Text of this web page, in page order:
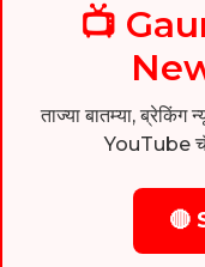
📺
ताज्या बातम्या, ब्रेकिंग
YouTube
🔴